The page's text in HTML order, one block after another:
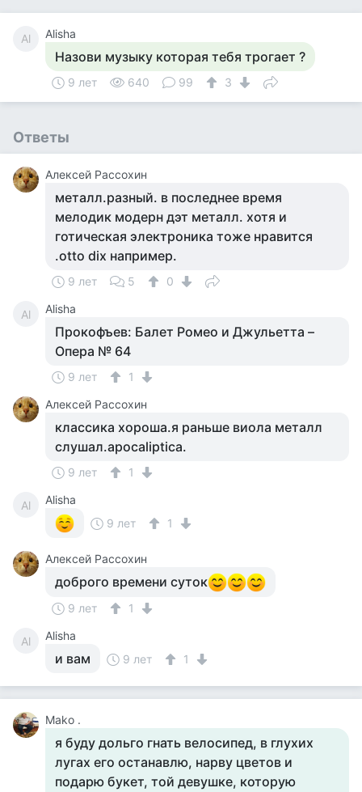
Al Alisha
Назови музыку которая тебя трогает ?
9 лет 640 99 3
Ответы
Алексей Рассохин
металл.разный. в последнее время
мелодик модерн дэт металл. хотя и
готическая электроника тоже нравится
.otto dix например.
9 лет 5 0
Al Alisha
Прокофъев: Балет Ромео и Джульетта –
Опера № 64
9 лет
1
Алексей Рассохин
классика хороша.я раньше виола металл
слушал.apocaliptica.
9 лет 1
Al
Alisha
9 лет
1
Алексей Рассохин
доброго времени суток
9 лет 1
Al Alisha
и вам 9 лет 1
Mako .
я буду дольго гнать велосипед, в глухих
лугах его останавлю, нарву цветов и
подарю букет, той девушке, которую